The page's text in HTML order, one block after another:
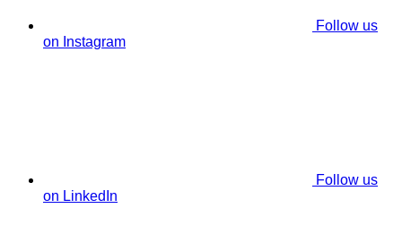
Follow us
on Instagram
Follow us
on LinkedIn